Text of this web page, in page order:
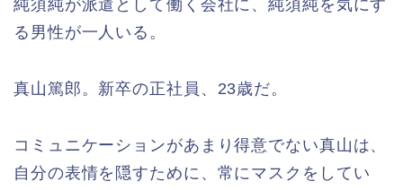
純須純が派遣として働く会社に、純須純を気にす
る男性が一人いる。
真山篤郎。新卒の正社員、23歳だ。
コミュニケーションがあまり得意でない真山は、
自分の表情を隠すために、常にマスクをしてい